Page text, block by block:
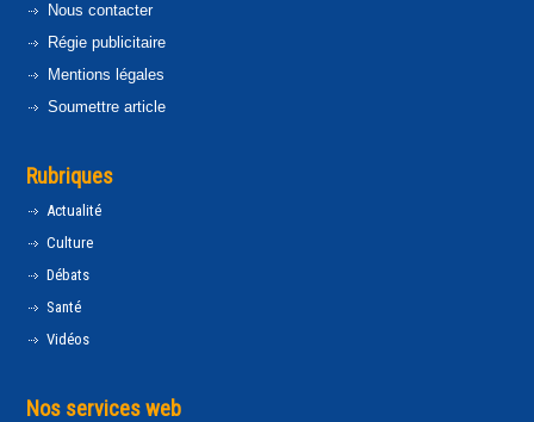
Nous contacter
Régie publicitaire
Mentions légales
Soumettre article
Rubriques
Actualité
Culture
Débats
Santé
Vidéos
Nos services web